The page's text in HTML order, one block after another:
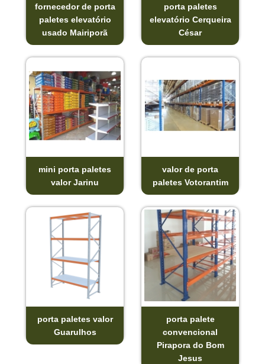
fornecedor de porta
paletes elevatório
usado Mairiporã
porta paletes
elevatório Cerqueira
César
mini porta paletes
valor Jarinu
valor de porta
paletes Votorantim
porta paletes valor
Guarulhos
porta palete
convencional
Pirapora do Bom
Jesus